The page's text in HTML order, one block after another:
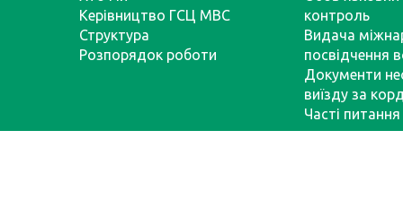
Керівництво ГСЦ МВС
Структура
Розпорядок роботи
контроль
Видача
посвідчення
Документи
виїзду за
Часті питання